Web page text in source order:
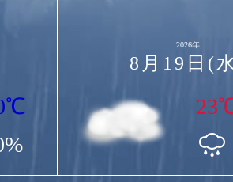
2026年
8月19日(